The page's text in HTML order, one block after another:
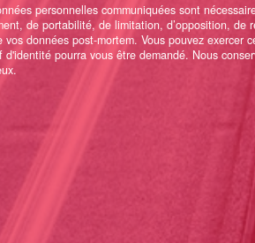
personnelles communiquées sont
de portabilité, de limitation, d’opposition,
vos données post-mortem. Vous pouvez exercer
d'identité pourra vous être demandé. Nous